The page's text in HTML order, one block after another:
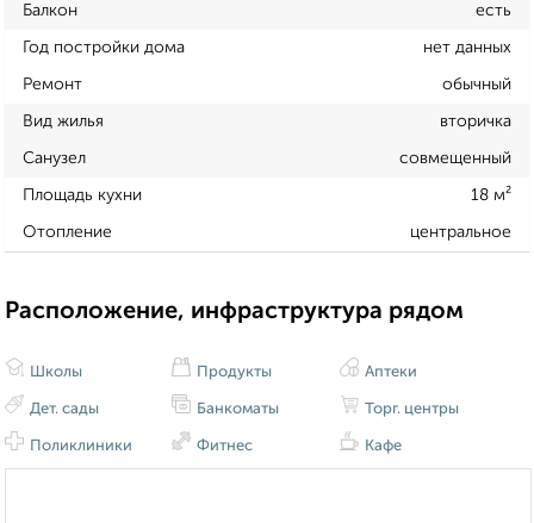
Балкон есть
Год постройки дома нет данных
Ремонт обычный
Вид жилья вторичка
Санузел совмещенный
Площадь кухни 18 м²
Отопление центральное
Расположение, инфраструктура рядом
Школы
Дет. сады
Поликлиники
Продукты
Банкоматы
Фитнес
Аптеки
Торг. центры
Кафе